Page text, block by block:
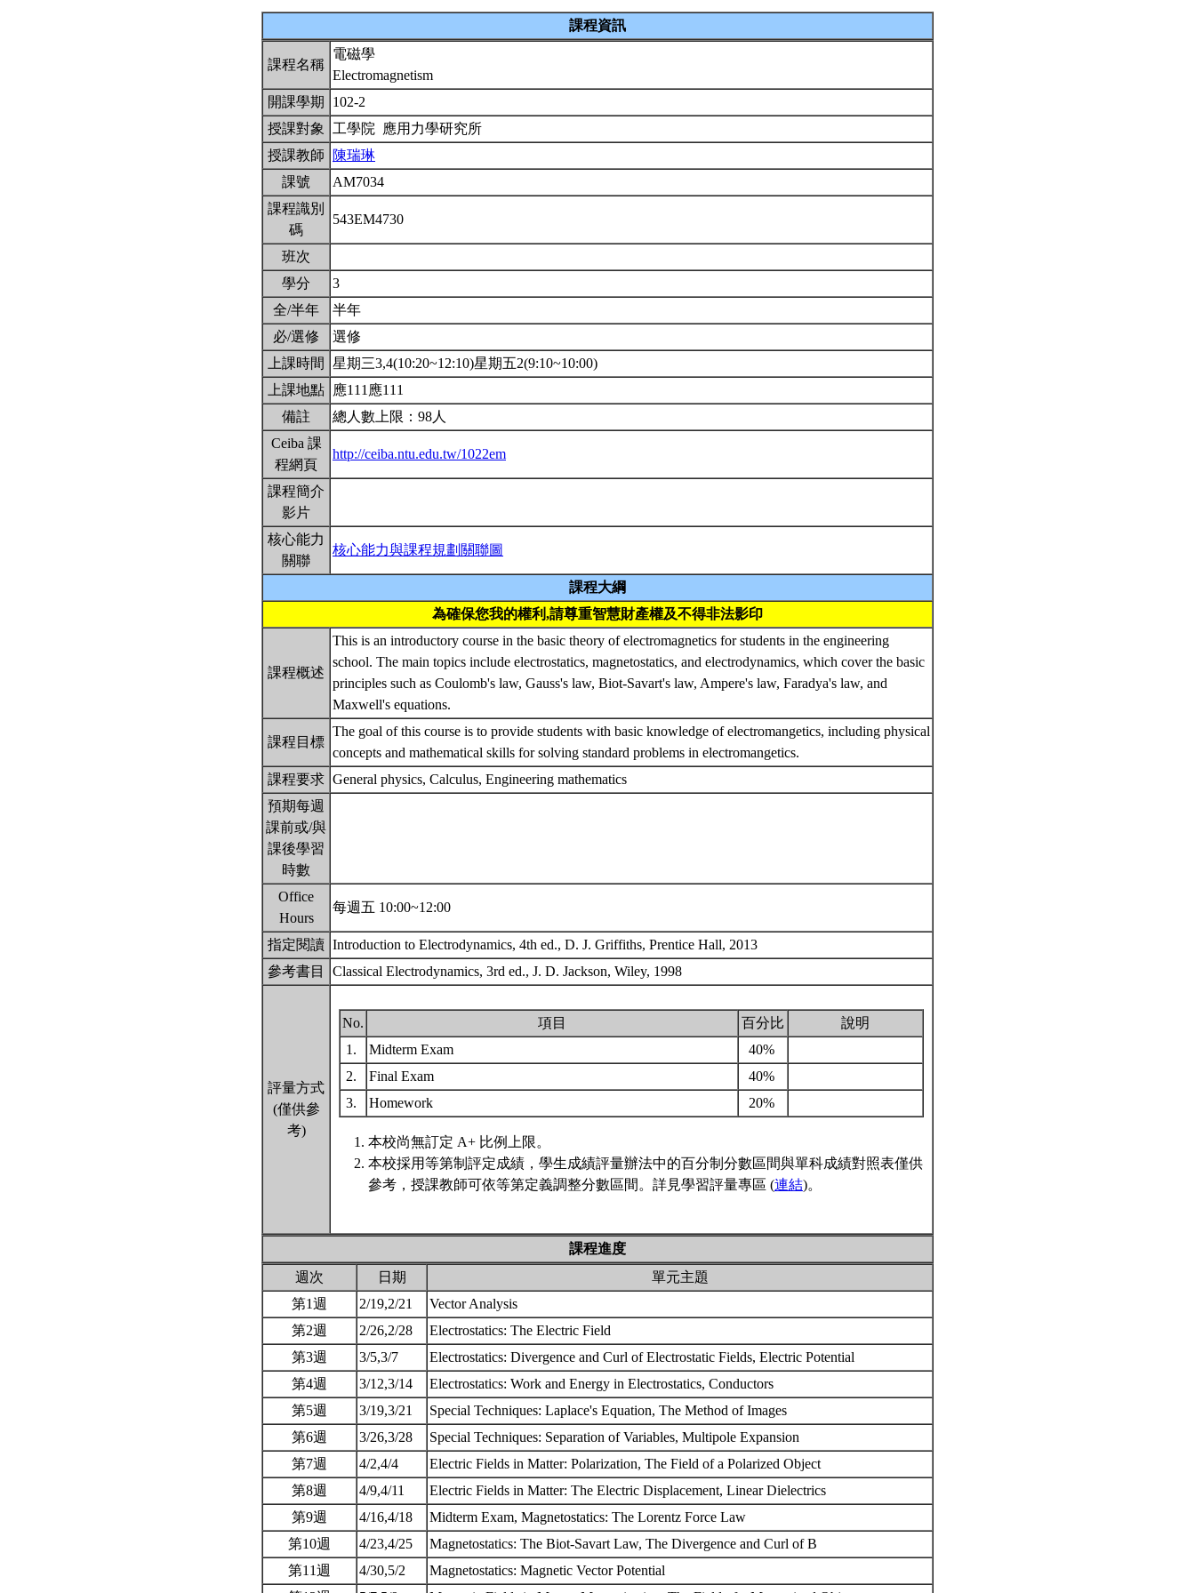
課程資訊
課程名稱
電磁學
Electromagnetism
開課學期
102-2
授課對象
工學院 應用力學研究所
授課教師
陳瑞琳
課號
AM7034
課程識別
碼
543EM4730
班次
學分
3
全/半年
半年
必/選修
選修
上課時間
星期三3,4(10:20~12:10)星期五2(9:10~10:00)
上課地點
應111應111
備註
總人數上限：98人
Ceiba 課
程網頁
http://ceiba.ntu.edu.tw/1022em
課程簡介
影片
核心能力
關聯
核心能力與課程規劃關聯圖
課程大綱
為確保您我的權利,請尊重智慧財產權及不得非法影印
課程概述
This is an introductory course in the basic theory of electromagnetics for students in the engineering
school. The main topics include electrostatics, magnetostatics, and electrodynamics, which cover the basic
principles such as Coulomb's law, Gauss's law, Biot-Savart's law, Ampere's law, Faradya's law, and
Maxwell's equations.
課程目標
The goal of this course is to provide students with basic knowledge of electromangetics, including physical
concepts and mathematical skills for solving standard problems in electromangetics.
課程要求 General physics, Calculus, Engineering mathematics
預期每週
課前或/與
課後學習
時數
Office
Hours
每週五 10:00~12:00
指定閱讀 Introduction to Electrodynamics, 4th ed., D. J. Griffiths, Prentice Hall, 2013
參考書目
Classical Electrodynamics, 3rd ed., J. D. Jackson, Wiley, 1998
評量方式
(僅供參
考)
No. 項目 百分比
說明
1.
Midterm Exam
40%
2.
Final Exam
40%
3.
Homework 20%
本校尚無訂定 A+ 比例上限。
本校採用等第制評定成績，學生成績評量辦法中的百分制分數區間與單科成績對照表僅供
參考，授課教師可依等第定義調整分數區間。詳見學習評量專區 (連結)。
課程進度
週次
日期
單元主題
第1週
2/19,2/21
Vector Analysis
第2週
2/26,2/28
Electrostatics: The Electric Field
第3週
3/5,3/7
Electrostatics: Divergence and Curl of Electrostatic Fields, Electric Potential
第4週
3/12,3/14
Electrostatics: Work and Energy in Electrostatics, Conductors
第5週
3/19,3/21
Special Techniques: Laplace's Equation, The Method of Images
第6週
3/26,3/28
Special Techniques: Separation of Variables, Multipole Expansion
第7週
4/2,4/4
Electric Fields in Matter: Polarization, The Field of a Polarized Object
第8週
4/9,4/11
Electric Fields in Matter: The Electric Displacement, Linear Dielectrics
第9週
4/16,4/18
Midterm Exam, Magnetostatics: The Lorentz Force Law
第10週
4/23,4/25
Magnetostatics: The Biot-Savart Law, The Divergence and Curl of B
第11週
4/30,5/2
Magnetostatics: Magnetic Vector Potential